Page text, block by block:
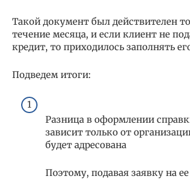
Такой документ был действителен
течение месяца, и если клиент не
кредит, то приходилось заполнять
Подведем итоги:
Разница в оформлении
зависит только от
будет адресована
Поэтому, подавая заявку на